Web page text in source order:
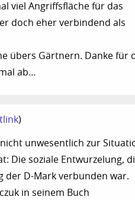
viel Angriffsfläche für das
doch eher verbindend als
übers Gärtnern. Danke für
ab…
)
unwesentlich zur
Die soziale Entwurzelung,
der D-Mark verbunden war.
in seinem Buch